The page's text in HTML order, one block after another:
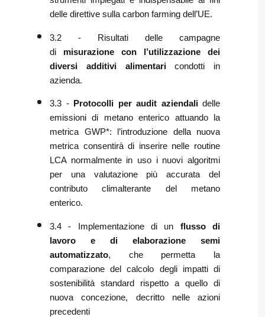
delle direttive sulla carbon farming dell’UE.
3.2 - Risultati delle campagne
di misurazione con l’utilizzazione dei
diversi additivi alimentaricondotti in
azienda.
3.3 - Protocolli per audit aziendali delle
emissioni di metano enterico attuando la
metrica GWP*: l’introduzione della nuova
metrica consentirà di inserire nelle routine
LCA normalmente in uso i nuovi algoritmi
per una valutazione più accurata del
contributo climalterante del metano
enterico.
3.4 - Implementazione di un flusso di
lavoro e di elaborazione semi
automatizzato, che permetta la
comparazione del calcolo degli impatti di
sostenibilità standard rispetto a quello di
nuova concezione, decritto nelle azioni
precedenti